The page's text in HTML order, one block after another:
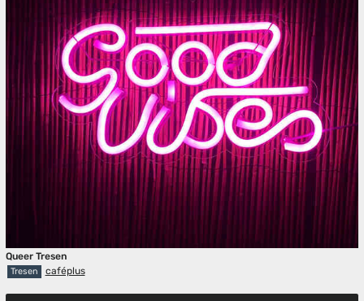
Queer Tresen
Tresen caféplus